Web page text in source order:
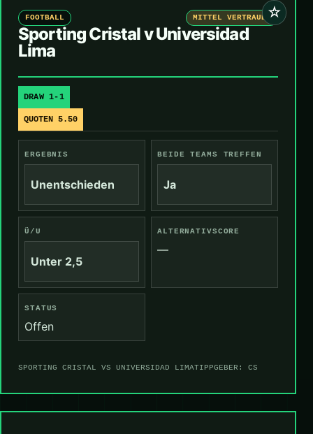
☆
FOOTBALL MITTEL VERTRAUEN
Sporting Cristal v Universidad
Lima
DRAW 1-1
QUOTEN 5.50
ERGEBNIS
Unentschieden
BEIDE TEAMS TREFFEN
Ja
Ü/U
Unter 2,5
ALTERNATIVSCORE
—
STATUS
Offen
SPORTING CRISTAL VS UNIVERSIDAD LIMATIPPGEBER: CS